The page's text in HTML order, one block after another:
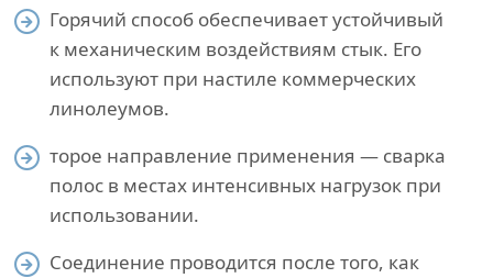
Горячий способ обеспечивает устойчивый
к механическим воздействиям стык. Его
используют при настиле коммерческих
линолеумов.
торое направление применения — сварка
полос в местах интенсивных нагрузок при
использовании.
Соединение проводится после того, как